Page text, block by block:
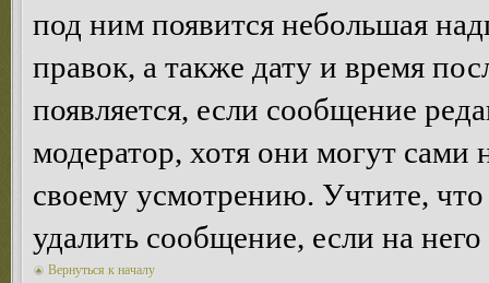
под ним появится небольшая
правок, а также дату и время
появляется, если сообщение
модератор, хотя они могут сами
своему усмотрению. Учтите,
удалить сообщение, если на
Вернуться к началу